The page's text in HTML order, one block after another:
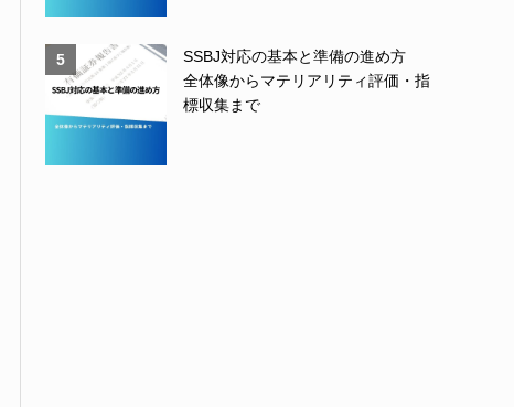
5
SSBJ対応の基本と準備の進め方
全体像からマテリアリティ評価・指
標収集まで